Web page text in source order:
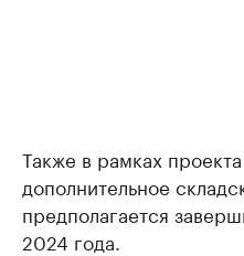
Также в рамках
дополнительное
предполагается
2024 года.